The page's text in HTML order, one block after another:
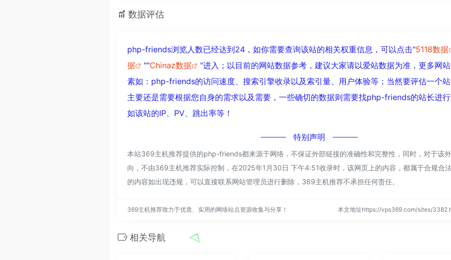
数据评估
php-friends浏览人数已经达到24，如你需要查询该站的相关权重信息，可以点击"5118数据
据
""Chinaz数据
"进入；以目前的网站数据参考，建议大家请以爱站数据为准，更多网
素如：php-friends的访问速度、搜索引擎收录以及索引量、用户体验等；当然要评估一个
主要还是需要根据您自身的需求以及需要，一些确切的数据则需要找php-friends的站长进行
如该站的IP、PV、跳出率等！
特别声明
本站369主机推荐提供的php-friends都来源于网络，不保证外部链接的准确性和完整性，同时，对于该
向，不由369主机推荐实际控制，在2025年1月30日 下午4:51收录时，该网页上的内容，都属于合规合
的内容如出现违规，可以直接联系网站管理员进行删除，369主机推荐不承担任何责任。
369主机推荐致力于优质、实用的网络站点资源收集与分享！ 本文地址https://vps369.com/sites/
相关导航